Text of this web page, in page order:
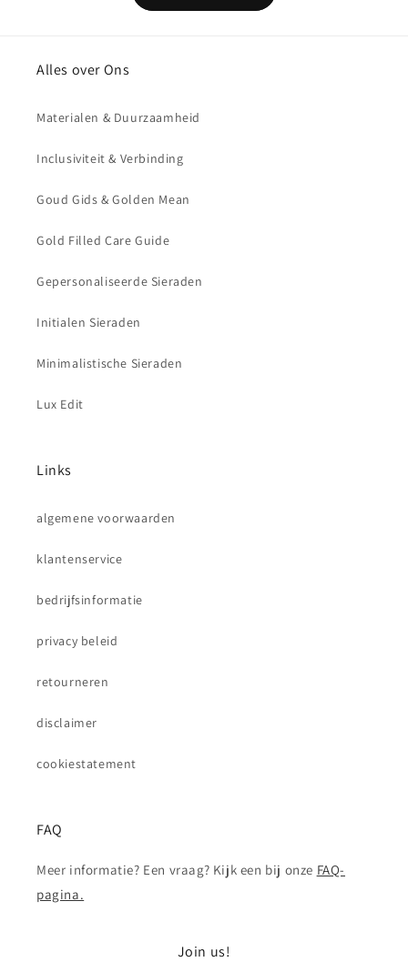
Alles over Ons
Materialen & Duurzaamheid
Inclusiviteit & Verbinding
Goud Gids & Golden Mean
Gold Filled Care Guide
Gepersonaliseerde Sieraden
Initialen Sieraden
Minimalistische Sieraden
Lux Edit
Links
algemene voorwaarden
klantenservice
bedrijfsinformatie
privacy beleid
retourneren
disclaimer
cookiestatement
FAQ
Meer informatie? Een vraag? Kijk een bij onze FAQ-
pagina.
Join us!